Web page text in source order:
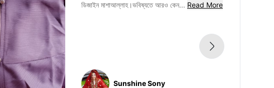
ডিজাইন মাশাআল্লাহ।ভবিষ্যতে আরও কেন... Read More
Sunshine Sony